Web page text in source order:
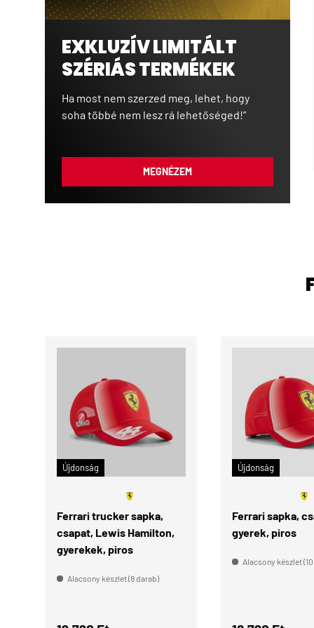
EXKLUZÍV LIMITÁLT
SZÉRIÁS TERMÉKEK
Ha most nem szerzed meg, lehet, hogy
soha többé nem lesz rá lehetőséged!”
MEGNÉZEM
Újdonság
Ferrari trucker sapka,
csapat, Lewis Hamilton,
gyerekek, piros
Alacsony készlet (8 darab)
Újdonság
🧑🏻
Gyere
Ferrari sapka,
gyerek, piros
Alacsony készlet